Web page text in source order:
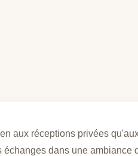
aux réceptions privées
dans une ambiance